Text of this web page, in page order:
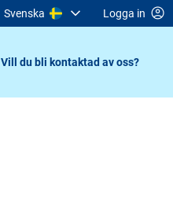
Svenska Logga in
Vill du bli kontaktad av oss?